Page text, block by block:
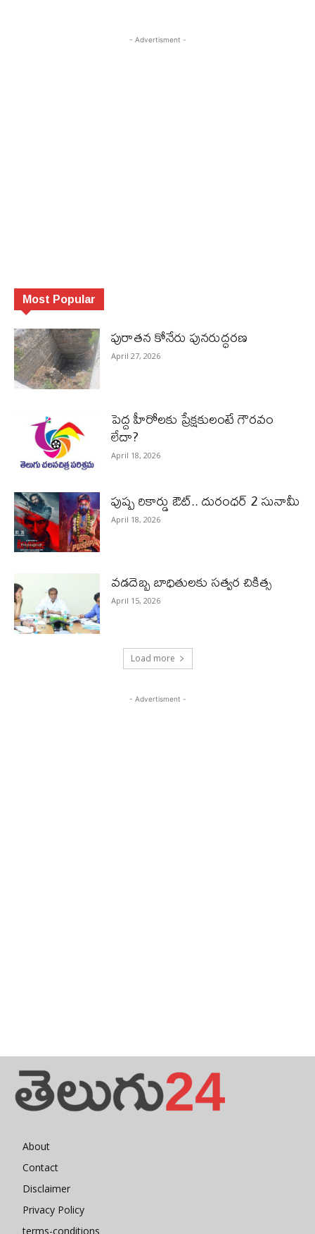
- Advertisment -
Most Popular
పురాత‌న కోనేరు పున‌రుద్ధ‌ర‌ణ
April 27, 2026
పెద్ద హీరోల‌కు ప్రేక్ష‌కులంటే గౌర‌వం
లేదా?
April 18, 2026
పుష్ప రికార్డు ఔట్‌.. దురంధ‌ర్ 2 సునామీ
April 18, 2026
వడదెబ్బ బాధితులకు సత్వర చికిత్స
April 15, 2026
Load more
- Advertisment -
About
Contact
Disclaimer
Privacy Policy
terms-conditions